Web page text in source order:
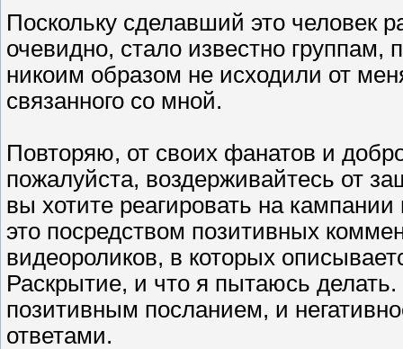
Поскольку сделавший это человек
очевидно, стало известно
никоим образом не исходили от
связанного со мной.
Повторяю, от своих фанатов и
пожалуйста, воздерживайтесь от
вы хотите реагировать на
это посредством позитивных
видеороликов, в которых
Раскрытие, и что я пытаюсь
позитивным посланием, и
ответами.